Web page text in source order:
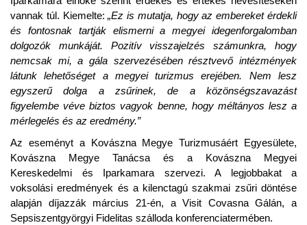
vannak túl. Kiemelte:„Ez is mutatja, hogy az embereket érdekli
és fontosnak tartják elismerni a megyei idegenforgalomban
dolgozók munkáját. Pozitív visszajelzés számunkra, hogy
nemcsak mi, a gála szervezésében résztvevő intézmények
látunk lehetőséget a megyei turizmus erejében. Nem lesz
egyszerű dolga a zsűrinek, de a közönségszavazást
figyelembe véve biztos vagyok benne, hogy méltányos lesz a
mérlegelés és az eredmény.”
Az eseményt a Kovászna Megye Turizmusáért Egyesülete,
Kovászna Megye Tanácsa és a Kovászna Megyei
Kereskedelmi és Iparkamara szervezi. A legjobbakat a
voksolási eredmények és a kilenctagú szakmai zsűri döntése
alapján díjazzák március 21-én, a Visit Covasna Gálán, a
Sepsiszentgyörgyi Fidelitas szálloda konferenciatermében.